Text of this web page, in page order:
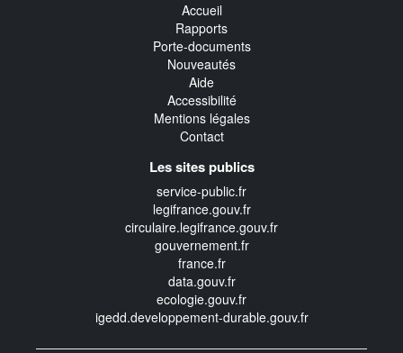
Accueil
Rapports
Porte-documents
Nouveautés
Aide
Accessibilité
Mentions légales
Contact
Les sites publics
service-public.fr
legifrance.gouv.fr
circulaire.legifrance.gouv.fr
gouvernement.fr
france.fr
data.gouv.fr
ecologie.gouv.fr
igedd.developpement-durable.gouv.fr